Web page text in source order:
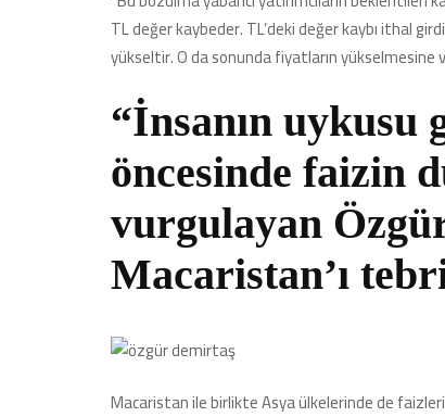
TL değer kaybeder. TL’deki değer kaybı ithal
yükseltir. O da sonunda fiyatların yükselmesine
“İnsanın
öncesinde faizin
vurgulayan
Macaristan’ı
Macaristan ile birlikte Asya ülkelerinde de